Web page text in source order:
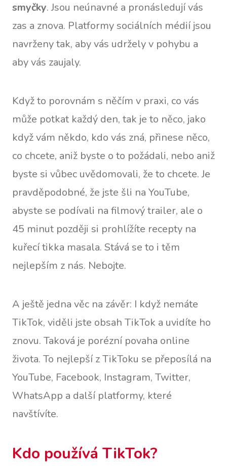
smyčky. Jsou neúnavné a pronásledují vás
zas a znova. Platformy sociálních médií jsou
navrženy tak, aby vás udržely v pohybu a
aby vás zaujaly.
Když to porovnám s něčím v praxi, co vás
může potkat každý den, tak je to něco, jako
když vám někdo, kdo vás zná, přinese něco,
co chcete, aniž byste o to požádali, nebo aniž
byste si vůbec uvědomovali, že to chcete. Je
pravděpodobné, že jste šli na YouTube,
abyste se podívali na filmový trailer, ale o
45 minut později si prohlížíte recepty na
kuřecí tikka masala. Stává se to i těm
nejlepším z nás. Nebojte.
A ještě jedna věc na závěr: I když nemáte
TikTok, viděli jste obsah TikTok a uvidíte ho
znovu. Taková je porézní povaha online
života. To nejlepší z TikToku se přeposílá na
YouTube, Facebook, Instagram, Twitter,
WhatsApp a další platformy, které
navštívíte.
Kdo používá TikTok?